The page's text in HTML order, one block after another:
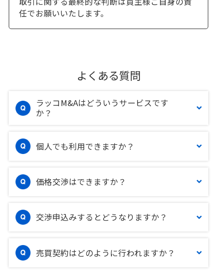
任でお願いいたします。
よくある質問
ラッコM&Aはどういうサービスです
か？
個人でも利用できますか？
価格交渉はできますか？
交渉申込みするとどうなりますか？
売買契約はどのように行われますか？